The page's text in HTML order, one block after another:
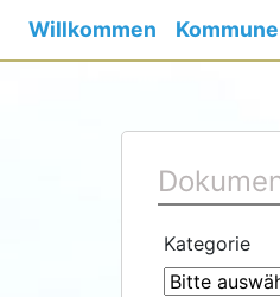
Willkommen
Kategorie